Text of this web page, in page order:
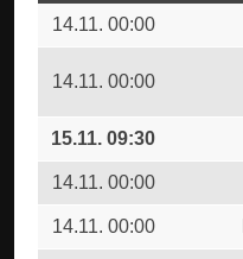
14.11. 00:00
14.11. 00:00
15.11. 09:30
14.11. 00:00
14.11. 00:00